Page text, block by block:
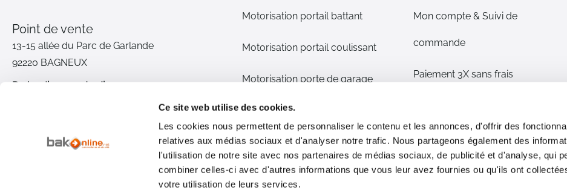
Ce site web utilise des cookies.
Les cookies nous permettent de personnaliser le contenu et les annonces, d'offrir des
relatives aux médias sociaux et d'analyser notre trafic. Nous partageons également des
l'utilisation de notre site avec nos partenaires de médias sociaux, de publicité et d'analyse, qui
combiner celles-ci avec d'autres informations que vous leur avez fournies ou qu'ils ont
votre utilisation de leurs services.
Point de vente
13-15 allée du Parc de Garlande
92220 BAGNEUX
Du lundi au vendredi
01 46 72 30 00
Motorisation portail battant
Motorisation portail coulissant
Motorisation porte de garage
Motorisation volet
Pièces détachées
Interphone/alarme maison
Mon compte & Suivi de
commande
Paiement 3X sans frais
CGV
Plan du site